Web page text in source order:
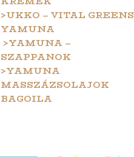
>UKKO – VITAL GREENS
YAMUNA
>YAMUNA –
SZAPPANOK
>YAMUNA
MASSZÁZSOLAJOK
BAGOILA